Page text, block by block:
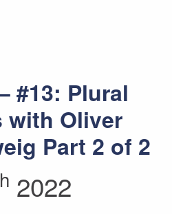
#13: Plural
with Oliver
Part 2 of 2
2022